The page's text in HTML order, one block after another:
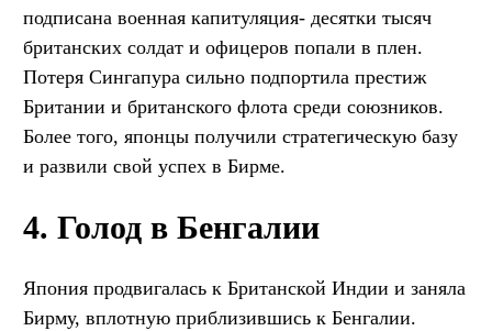
подписана военная капитуляция- десятки тысяч
британских солдат и офицеров попали в плен.
Потеря Сингапура сильно подпортила престиж
Британии и британского флота среди союзников.
Более того, японцы получили стратегическую базу
и развили свой успех в Бирме.
4. Голод в Бенгалии
Япония продвигалась к Британской Индии и заняла
Бирму, вплотную приблизившись к Бенгалии.